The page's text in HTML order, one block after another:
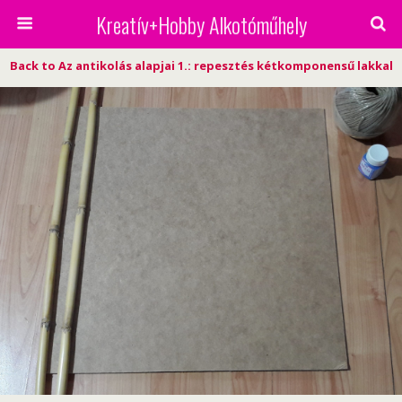
Kreatív+Hobby Alkotóműhely
Back to Az antikolás alapjai 1.: repesztés kétkomponensű lakkal